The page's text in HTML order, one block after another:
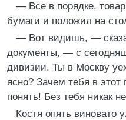
— Все в порядке,
бумаги и положил на
— Вот видишь, —
документы, — с
дивизии. Ты в Москву
ясно? Зачем тебя в этот
понять! Без тебя никак
Костя опять виновато